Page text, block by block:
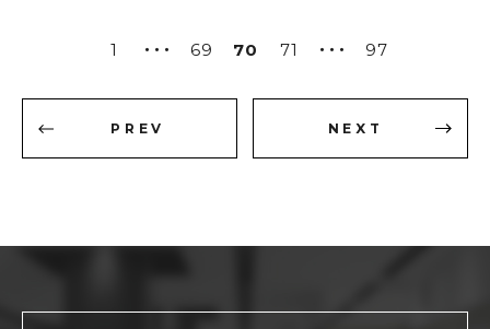
1 ・・・ 69 70 71 ・・・ 97
PREV NEXT